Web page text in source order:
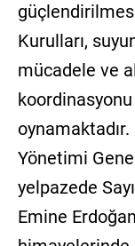
Kurulları,
mücadele ve
oynamaktadır.
Yönetimi
yelpazede
Emine